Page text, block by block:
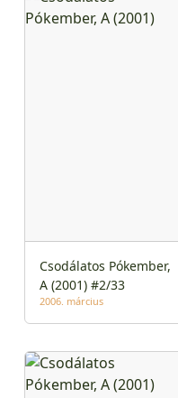
Csodálatos Pókember,
A (2001) #2/33
2006. március